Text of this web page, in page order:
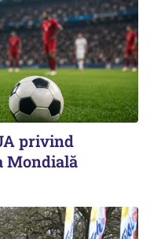
privind
Mondială